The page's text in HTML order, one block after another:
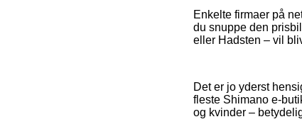
Enkelte firmaer på
du snuppe den
eller Hadsten – vil
Det er jo yderst
fleste Shimano e-
og kvinder –